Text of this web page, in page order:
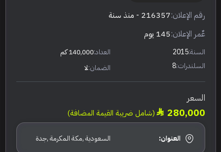
رقم الإعلان:216357 - منذ سنة
عٌمر الإعلان:145 يوم
السنة:2015 العداد:140,000 كم
السلندرات:8 الضمان:لا
السعر
280,000 (شامل ضريبة القيمة المضافة)
العنوان: السعودية ,مكة المكرمة ,جدة